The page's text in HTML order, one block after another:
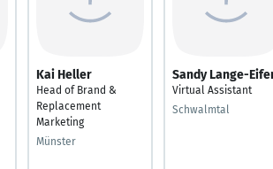
Kai Heller
Head of Brand &
Replacement
Marketing
Münster
Sandy Lange-
Virtual Assistant
Schwalmtal